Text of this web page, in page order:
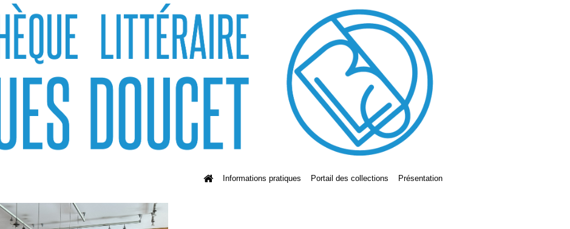
Informations pratiques Portail des collections Présentation